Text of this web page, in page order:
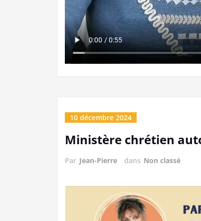
10 décembre 2024
Ministère chrétien
Par Jean-Pierre dans Non classé